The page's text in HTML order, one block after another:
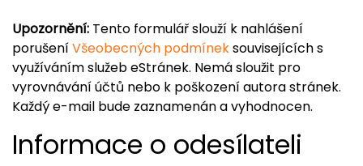
Upozornění: Tento formulář slouží k nahlášení
porušeníVšeobecných podmíneksouvisejících s
využíváním služeb eStránek. Nemá sloužit pro
vyrovnávání účtů nebo k poškození autora stránek.
Každý e-mail bude zaznamenán a vyhodnocen.
Informace o odesílateli